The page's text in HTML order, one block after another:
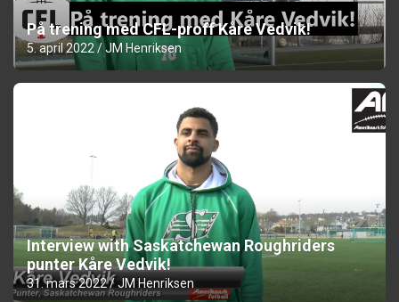
På trening med CFL-proff Kåre Vedvik!
5. april 2022 JM Henriksen
Interview with Saskatchewan Roughriders
punter Kåre Vedvik!
31. mars 2022 JM Henriksen